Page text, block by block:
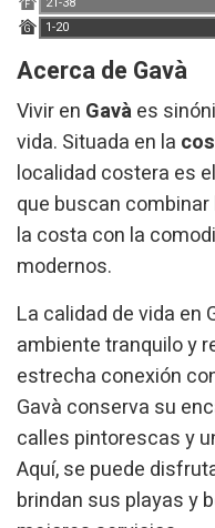
F
G 1-20
Acerca de Gavà
Vivir en Gavàes
vida. Situada en la
localidad costera es
que buscan
la costa con la
modernos.
La calidad de vida en
ambiente tranquilo y
estrecha conexión
Gavà conserva su
calles pintorescas y
Aquí, se puede
brindan sus playas y